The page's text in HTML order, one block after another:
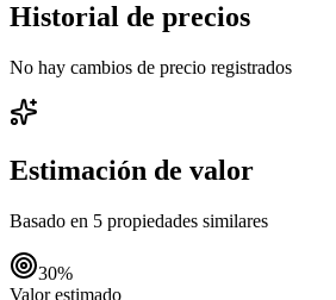
Historial de precios
No hay cambios de precio registrados
Estimación de valor
Basado en 5 propiedades similares
30%
Valor estimado